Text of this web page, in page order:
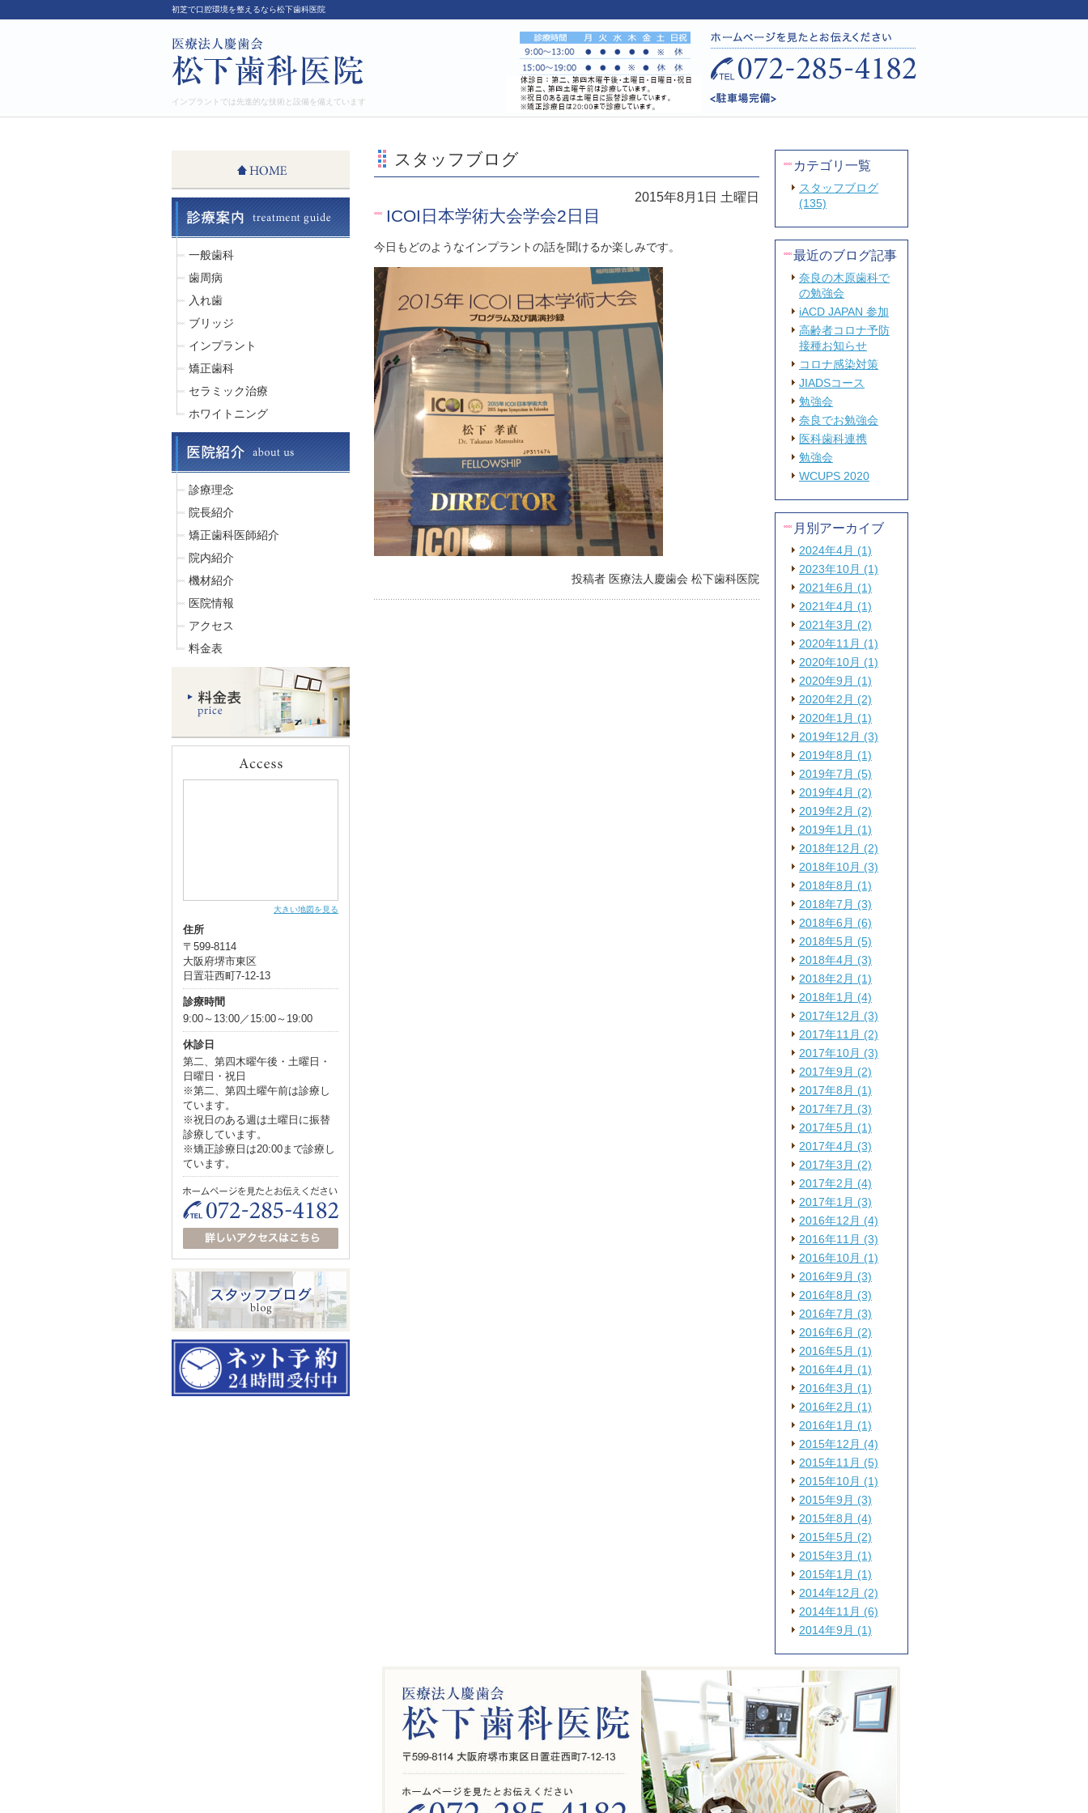
初芝で口腔環境を整えるなら松下歯科医院
インプラントでは先進的な技術と設備を備えています
スタッフブログ
2015年8月1日 土曜日
ICOI日本学術大会学会2日目
今日もどのようなインプラントの話を聞けるか楽しみです。
投稿者 医療法人慶歯会 松下歯科医院
カテゴリ一覧
スタッフブログ
(135)
最近のブログ記事
奈良の木原歯科で
の勉強会
iACD JAPAN 参加
高齢者コロナ予防
接種お知らせ
コロナ感染対策
JIADSコース
勉強会
奈良でお勉強会
医科歯科連携
勉強会
WCUPS 2020
月別アーカイブ
2024年4月 (1)
2023年10月 (1)
2021年6月 (1)
2021年4月 (1)
2021年3月 (2)
2020年11月 (1)
2020年10月 (1)
2020年9月 (1)
2020年2月 (2)
2020年1月 (1)
2019年12月 (3)
2019年8月 (1)
2019年7月 (5)
2019年4月 (2)
2019年2月 (2)
2019年1月 (1)
2018年12月 (2)
2018年10月 (3)
2018年8月 (1)
2018年7月 (3)
2018年6月 (6)
2018年5月 (5)
2018年4月 (3)
2018年2月 (1)
2018年1月 (4)
2017年12月 (3)
2017年11月 (2)
2017年10月 (3)
2017年9月 (2)
2017年8月 (1)
2017年7月 (3)
2017年5月 (1)
2017年4月 (3)
2017年3月 (2)
2017年2月 (4)
2017年1月 (3)
2016年12月 (4)
2016年11月 (3)
2016年10月 (1)
2016年9月 (3)
2016年8月 (3)
2016年7月 (3)
2016年6月 (2)
2016年5月 (1)
2016年4月 (1)
2016年3月 (1)
2016年2月 (1)
2016年1月 (1)
2015年12月 (4)
2015年11月 (5)
2015年10月 (1)
2015年9月 (3)
2015年8月 (4)
2015年5月 (2)
2015年3月 (1)
2015年1月 (1)
2014年12月 (2)
2014年11月 (6)
2014年9月 (1)
一般歯科
歯周病
入れ歯
ブリッジ
インプラント
矯正歯科
セラミック治療
ホワイトニング
診療理念
院長紹介
矯正歯科医師紹介
院内紹介
機材紹介
医院情報
アクセス
料金表
大きい地図を見る
住所
〒599-8114
大阪府堺市東区
日置荘西町7-12-13
診療時間
9:00～13:00／15:00～19:00
休診日
第二、第四木曜午後・土曜日・
日曜日・祝日
※第二、第四土曜午前は診療し
ています。
※祝日のある週は土曜日に振替
診療しています。
※矯正診療日は20:00まで診療し
ています。